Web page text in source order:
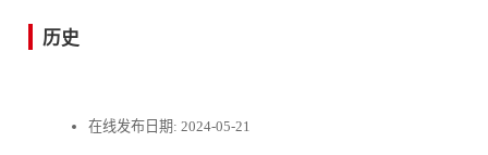
历史
在线发布日期: 2024-05-21